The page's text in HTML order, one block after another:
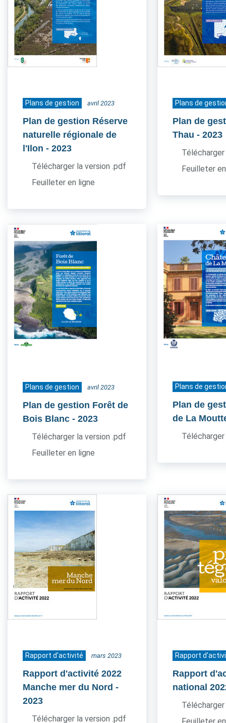
Plans de gestion avril 2023
Plan de gestion Réserve
naturelle régionale de
l'Ilon - 2023
Télécharger la version .pdf
Feuilleter en ligne
Plans de
Plan de
Thau - 2023
Feuilleter
Plans de gestion avril 2023
Plan de gestion Forêt de
Bois Blanc - 2023
Télécharger la version .pdf
Feuilleter en ligne
Plans de
Plan de
de La
Rapport d'activité mars 2023
Rapport d'activité 2022
Manche mer du Nord -
2023
Télécharger la version .pdf
Rapport
Rapport
national